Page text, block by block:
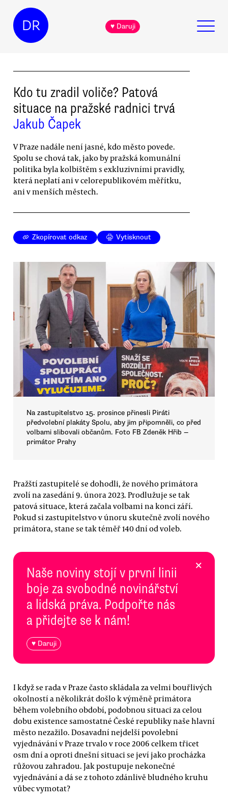
DR ♥ Daruji
Kdo tu zradil voliče? Patová
situace na pražské radnici trvá
Jakub Čapek
V Praze nadále není jasné, kdo město povede.
Spolu se chová tak, jako by pražská komunální
politika byla kolbištěm s exkluzivními pravidly,
která neplatí ani v celorepublikovém měřítku,
ani v menších městech.
Zkopírovat odkaz Vytisknout
Na zastupitelstvo 15. prosince přinesli Piráti
předvolební plakáty Spolu, aby jim připomněli, co před
volbami slibovali občanům. Foto FB Zdeněk Hřib —
primátor Prahy
Pražští zastupitelé se dohodli, že nového primátora
zvolí na zasedání 9. února 2023. Prodlužuje se tak
patová situace, která začala volbami na konci září.
Pokud si zastupitelstvo v únoru skutečně zvolí nového
primátora, stane se tak téměř 140 dní od voleb.
Naše noviny stojí v první linii
boje za svobodné novinářství
a lidská práva. Podpořte nás
a přidejte se k nám!
♥ Daruji
×
I když se rada v Praze často skládala za velmi bouřlivých
okolností a několikrát došlo k výměně primátora
během volebního období, podobnou situaci za celou
dobu existence samostatné České republiky naše hlavní
město nezažilo. Dosavadní nejdelší povolební
vyjednávání v Praze trvalo v roce 2006 celkem třicet
osm dní a oproti dnešní situaci se jeví jako procházka
růžovou zahradou. Jak postupuje nekonečné
vyjednávání a dá se z tohoto zdánlivě bludného kruhu
vůbec vymotat?